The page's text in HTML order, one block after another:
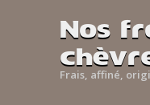
Nos
Frais, affiné,